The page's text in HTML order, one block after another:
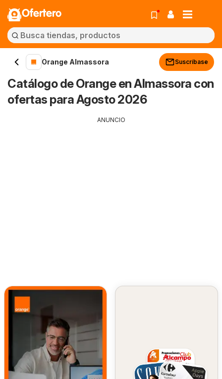
Ofertero
Orange Almassora Suscríbase
Catálogo de Orange en Almassora con
ofertas para Agosto 2026
ANUNCIO